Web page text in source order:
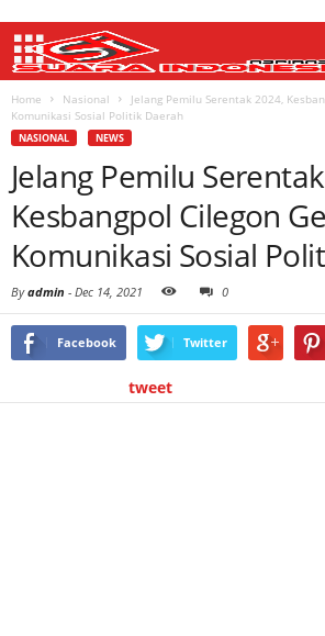
Home Nasional
Jelang Pemilu Serentak 2024,
Komunikasi Sosial Politik Daerah
NASIONAL NEWS
Jelang Pemilu
Kesbangpol Cilegon
Komunikasi Sosial
Byadmin - Dec 14, 2021 0
Facebook Twitter
tweet